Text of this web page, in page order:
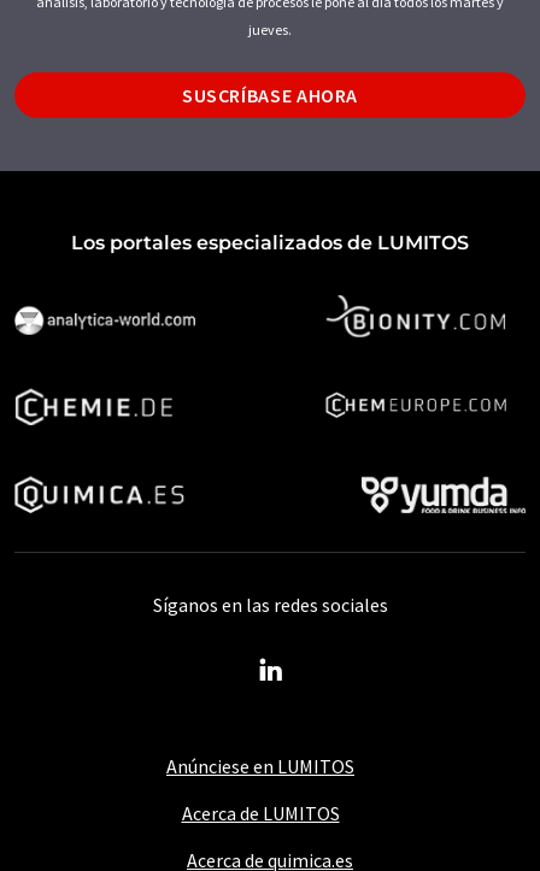
jueves.
SUSCRÍBASE AHORA
Los portales especializados de LUMITOS
Anúnciese en LUMITOS
Acerca de LUMITOS
Acerca de quimica.es
Síganos en las redes sociales